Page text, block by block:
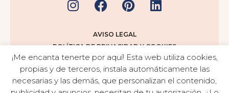
AVISO LEGAL
POLÍTICA DE PRIVACIDAD Y COOKIES
TÉRMINOS Y CONDICIONES
¡Me encanta tenerte por aquí! Esta web utiliza cookies,
propias y de terceros, instala automáticamente las
necesarias y las demás, que personalizan el contenido,